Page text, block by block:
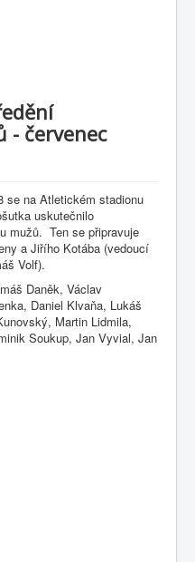
- červenec
se na Atletickém stadionu
uskutečnilo
mužů. Ten se připravuje
a Jiřího Kotába (vedoucí
Volf).
Daněk, Václav
Daniel Klvaňa, Lukáš
Martin Lidmila,
Soukup, Jan Vyvial, Jan